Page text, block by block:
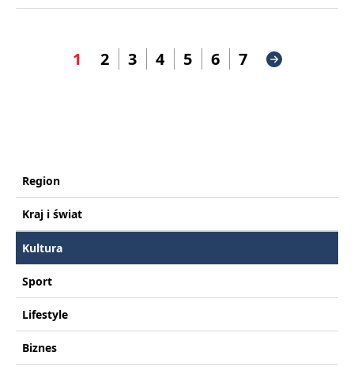
1 2 3 4 5 6 7
Region
Kraj i świat
Kultura
Sport
Lifestyle
Biznes